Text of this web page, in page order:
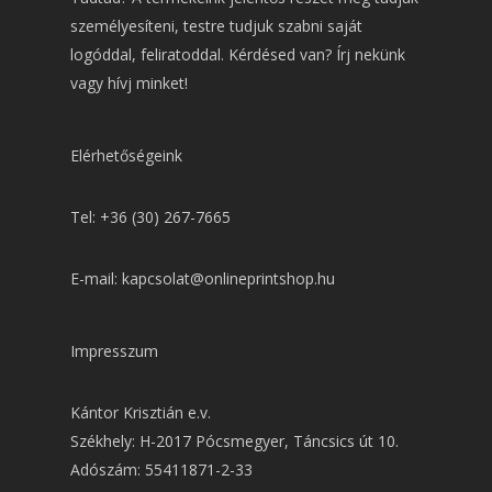
személyesíteni, testre tudjuk szabni saját
logóddal, feliratoddal. Kérdésed van? Írj nekünk
vagy hívj minket!
Elérhetőségeink
Tel: +36 (30) 267-7665
E-mail: kapcsolat@onlineprintshop.hu
Impresszum
Kántor Krisztián e.v.
Székhely: H-2017 Pócsmegyer, Táncsics út 10.
Adószám: 55411871-2-33